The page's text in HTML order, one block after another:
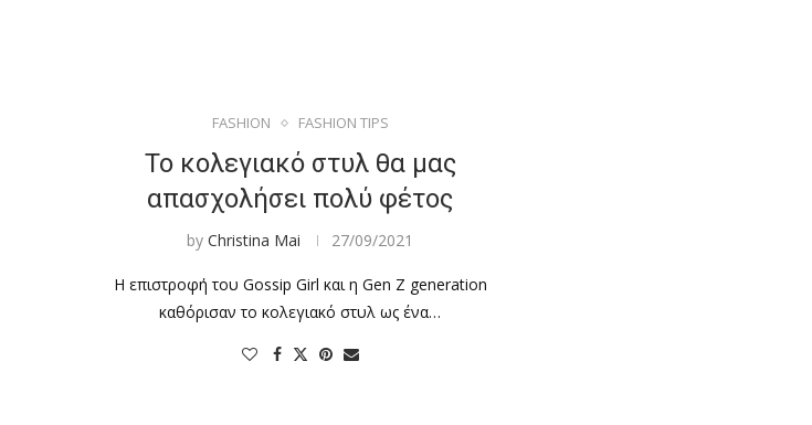
FASHION FASHION TIPS
Το κολεγιακό στυλ θα μας
απασχολήσει πολύ φέτος
byChristina Mai 27/09/2021
Η επιστροφή του Gossip Girl και η Gen Z generation
καθόρισαν το κολεγιακό στυλ ως ένα…